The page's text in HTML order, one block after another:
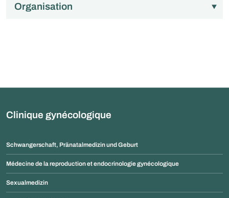
Organisation
Clinique gynécologique
Schwangerschaft, Pränatalmedizin und Geburt
Médecine de la reproduction et endocrinologie gynécologique
Sexualmedizin